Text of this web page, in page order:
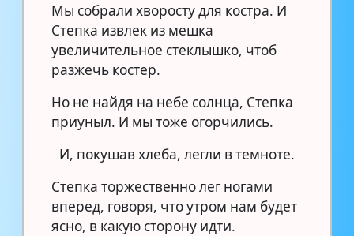
Мы собрали хворосту для костра. И
Степка извлек из мешка
увеличительное стеклышко, чтоб
разжечь костер.
Но не найдя на небе солнца, Степка
приуныл. И мы тоже огорчились.
И, покушав хлеба, легли в темноте.
Степка торжественно лег ногами
вперед, говоря, что утром нам будет
ясно, в какую сторону идти.